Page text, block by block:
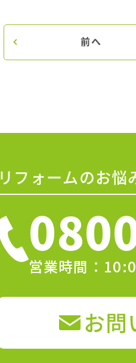
前へ
リフォームのお悩
営業時間：
お問